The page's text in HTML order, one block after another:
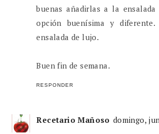
buenas añadirlas a la ensalada
opción buenísima y
ensalada de lujo.
Buen fin de semana.
RESPONDER
Recetario Mañoso domingo,